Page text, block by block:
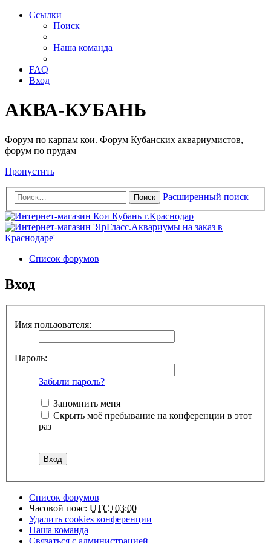
Ссылки
Поиск
Наша команда
FAQ
Вход
АКВА-КУБАНЬ
Форум по карпам кои. Форум Кубанских аквариумистов,
форум по прудам
Пропустить
Поиск Расширенный поиск
Список форумов
Вход
Имя пользователя:
Пароль:
Забыли пароль?
Запомнить меня
Скрыть моё пребывание на конференции в этот
раз
Список форумов
Часовой пояс: UTC+03:00
Удалить cookies конференции
Наша команда
Связаться с администрацией